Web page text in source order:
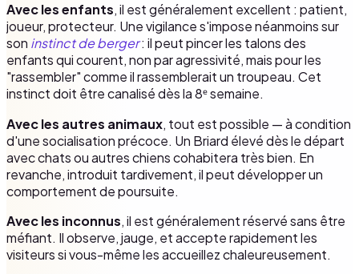
Avec les enfants, il est généralement excellent : patient,
joueur, protecteur. Une vigilance s'impose néanmoins sur
son instinct de berger: il peut pincer les talons des
enfants qui courent, non par agressivité, mais pour les
"rassembler" comme il rassemblerait un troupeau. Cet
instinct doit être canalisé dès la 8ᵉ semaine.
Avec les autres animaux, tout est possible — à condition
d'une socialisation précoce. Un Briard élevé dès le départ
avec chats ou autres chiens cohabitera très bien. En
revanche, introduit tardivement, il peut développer un
comportement de poursuite.
Avec les inconnus, il est généralement réservé sans être
méfiant. Il observe, jauge, et accepte rapidement les
visiteurs si vous-même les accueillez chaleureusement.